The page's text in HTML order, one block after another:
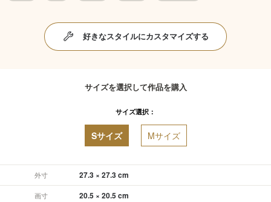
好きなスタイルにカスタマイズする
サイズを選択して作品を購入
サイズ選択：
Sサイズ Mサイズ
外寸 27.3 × 27.3 cm
画寸 20.5 × 20.5 cm